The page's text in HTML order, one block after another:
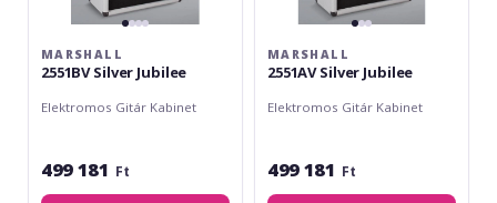
MARSHALL
2551BV Silver Jubilee
Elektromos Gitár Kabinet
499 181 Ft
MARSHALL
2551AV Silver Jubilee
Elektromos Gitár Kabinet
499 181 Ft